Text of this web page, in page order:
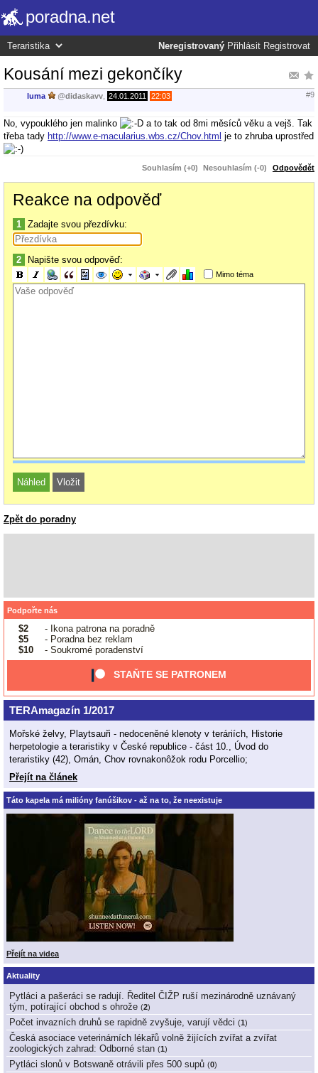
poradna.net
Neregistrovaný Přihlásit Registrovat
Kousání mezi gekončíky
luma @didaskavv 24.01.2011 22:03 #9
No, vypouklého jen malinko
a to tak od 8mi měsíců věku a vejš. Tak
třeba tady http://www.e-macularius.wbs.cz/Chov.html je to zhruba uprostřed
Souhlasím (+0) Nesouhlasím (-0) Odpovědět
Reakce na odpověď
1 Zadajte svou přezdívku:
2 Napište svou odpověď:
Mimo téma
Zpět do poradny
Podpořte nás
$2
- Ikona patrona na poradně
$5
- Poradna bez reklam
$10
- Soukromé poradenství
STAŇTE SE PATRONEM
TERAmagazín 1/2017
Mořské želvy, Playtsauři - nedoceněné klenoty v teráriích, Historie
herpetologie a teraristiky v České republice - část 10., Úvod do
teraristiky (42), Omán, Chov rovnakonôžok rodu Porcellio;
Přejít na článek
Táto kapela má milióny fanúšikov - až na to, že neexistuje
Přejít na videa
Aktuality
Pytláci a pašeráci se radují. Ředitel ČIŽP ruší mezinárodně uznávaný
tým, potírající obchod s ohrože (2)
Počet invazních druhů se rapidně zvyšuje, varují vědci (1 )
Česká asociace veterinárních lékařů volně žijících zvířat a zvířat
zoologických zahrad: Odborné stan (1 )
Pytláci slonů v Botswaně otrávili přes 500 supů (0)